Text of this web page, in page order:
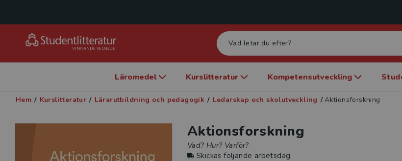
Läromedel Kurslitteratur Kompetensutveckling
Hem / Kurslitteratur / Lärarutbildning och pedagogik / Ledarskap och skolutveckling / Aktionsforskning
Aktionsforskning
Vad? Hur? Varför?
Skickas följande arbetsdag